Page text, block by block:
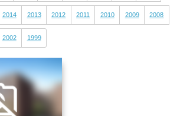
2014 2013 2012 2011 2010 2009 2008
2002 1999